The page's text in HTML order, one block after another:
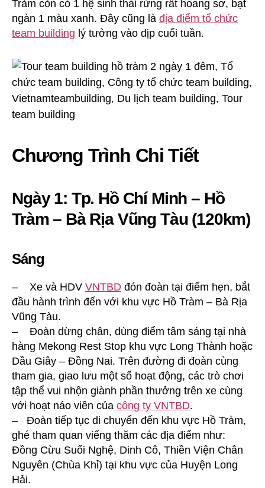
Tràm còn có 1 hệ sinh thái rừng rất hoang sơ, bạt
ngàn 1 màu xanh. Đây cũng là địa điểm tổ chức
team building lý tưởng vào dịp cuối tuần.
Chương Trình Chi Tiết
Ngày 1: Tp. Hồ Chí Minh – Hồ
Tràm – Bà Rịa Vũng Tàu (120km)
Sáng
– Xe và HDV VNTBD đón đoàn tại điểm hẹn, bắt
đầu hành trình đến với khu vực Hồ Tràm – Bà Rịa
Vũng Tàu.
– Đoàn dừng chân, dùng điểm tâm sáng tại nhà
hàng Mekong Rest Stop khu vực Long Thành hoặc
Dầu Giây – Đồng Nai. Trên đường đi đoàn cùng
tham gia, giao lưu một số hoạt động, các trò chơi
tập thể vui nhộn giành phần thưởng trên xe cùng
với hoạt náo viên của công ty VNTBD.
– Đoàn tiếp tục di chuyển đến khu vực Hồ Tràm,
ghé tham quan viếng thăm các địa điểm như:
Đồng Cừu Suối Nghệ, Dinh Cô, Thiền Viện Chân
Nguyên (Chùa Khỉ) tại khu vực của Huyện Long
Hải.